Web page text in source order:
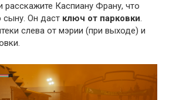
расскажите Каспиану Франу, что
сыну. Он даст ключ от парковки.
слева от мэрии (при выходе) и